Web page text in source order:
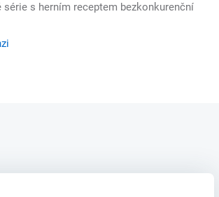
s herním receptem bezkonkurenční